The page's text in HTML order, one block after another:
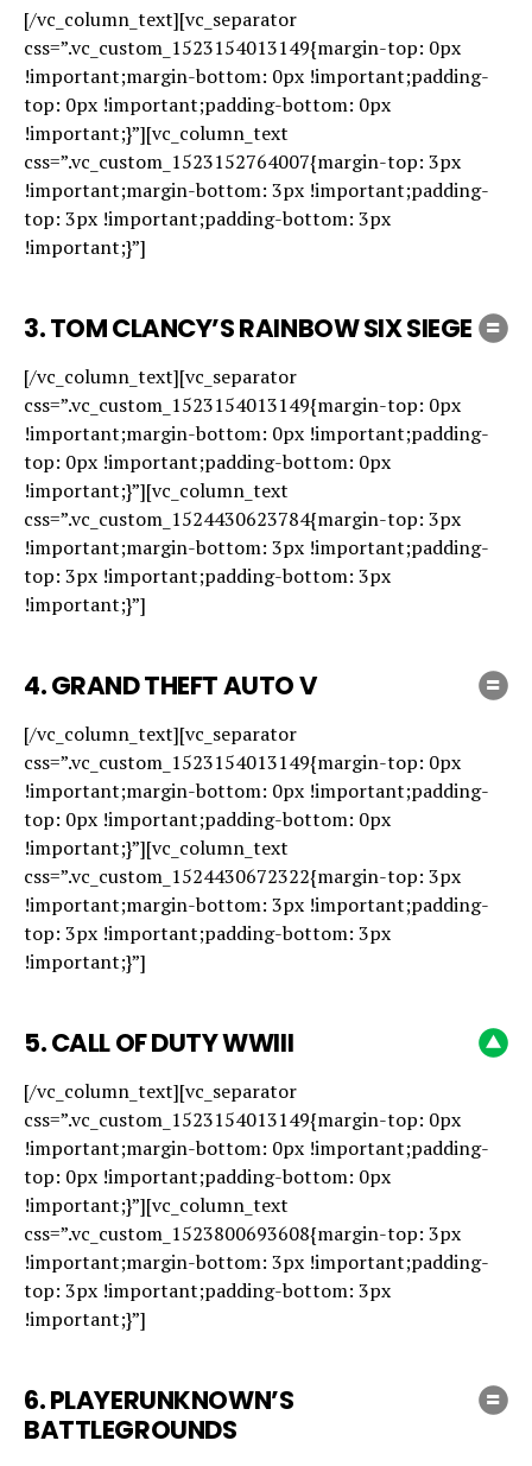
[/vc_column_text][vc_separator
css=”.vc_custom_1523154013149{margin-top: 0px
!important;margin-bottom: 0px !important;padding-
top: 0px !important;padding-bottom: 0px
!important;}”][vc_column_text
css=”.vc_custom_1523152764007{margin-top: 3px
!important;margin-bottom: 3px !important;padding-
top: 3px !important;padding-bottom: 3px
!important;}”]
3. TOM CLANCY’S RAINBOW SIX SIEGE
[/vc_column_text][vc_separator
css=”.vc_custom_1523154013149{margin-top: 0px
!important;margin-bottom: 0px !important;padding-
top: 0px !important;padding-bottom: 0px
!important;}”][vc_column_text
css=”.vc_custom_1524430623784{margin-top: 3px
!important;margin-bottom: 3px !important;padding-
top: 3px !important;padding-bottom: 3px
!important;}”]
4. GRAND THEFT AUTO V
[/vc_column_text][vc_separator
css=”.vc_custom_1523154013149{margin-top: 0px
!important;margin-bottom: 0px !important;padding-
top: 0px !important;padding-bottom: 0px
!important;}”][vc_column_text
css=”.vc_custom_1524430672322{margin-top: 3px
!important;margin-bottom: 3px !important;padding-
top: 3px !important;padding-bottom: 3px
!important;}”]
5. CALL OF DUTY WWIII
[/vc_column_text][vc_separator
css=”.vc_custom_1523154013149{margin-top: 0px
!important;margin-bottom: 0px !important;padding-
top: 0px !important;padding-bottom: 0px
!important;}”][vc_column_text
css=”.vc_custom_1523800693608{margin-top: 3px
!important;margin-bottom: 3px !important;padding-
top: 3px !important;padding-bottom: 3px
!important;}”]
6. PLAYERUNKNOWN’S
BATTLEGROUNDS